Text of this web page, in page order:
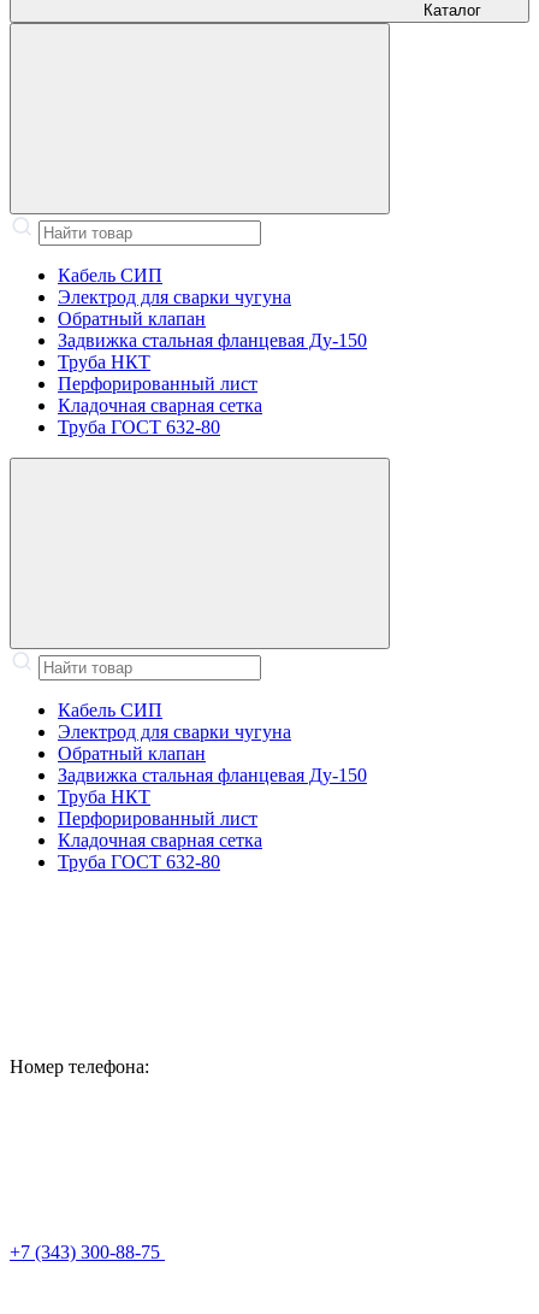
Каталог
Кабель СИП
Электрод для сварки чугуна
Обратный клапан
Задвижка стальная фланцевая Ду-150
Труба НКТ
Перфорированный лист
Кладочная сварная сетка
Труба ГОСТ 632-80
Кабель СИП
Электрод для сварки чугуна
Обратный клапан
Задвижка стальная фланцевая Ду-150
Труба НКТ
Перфорированный лист
Кладочная сварная сетка
Труба ГОСТ 632-80
Номер телефона:
+7 (343) 300-88-75